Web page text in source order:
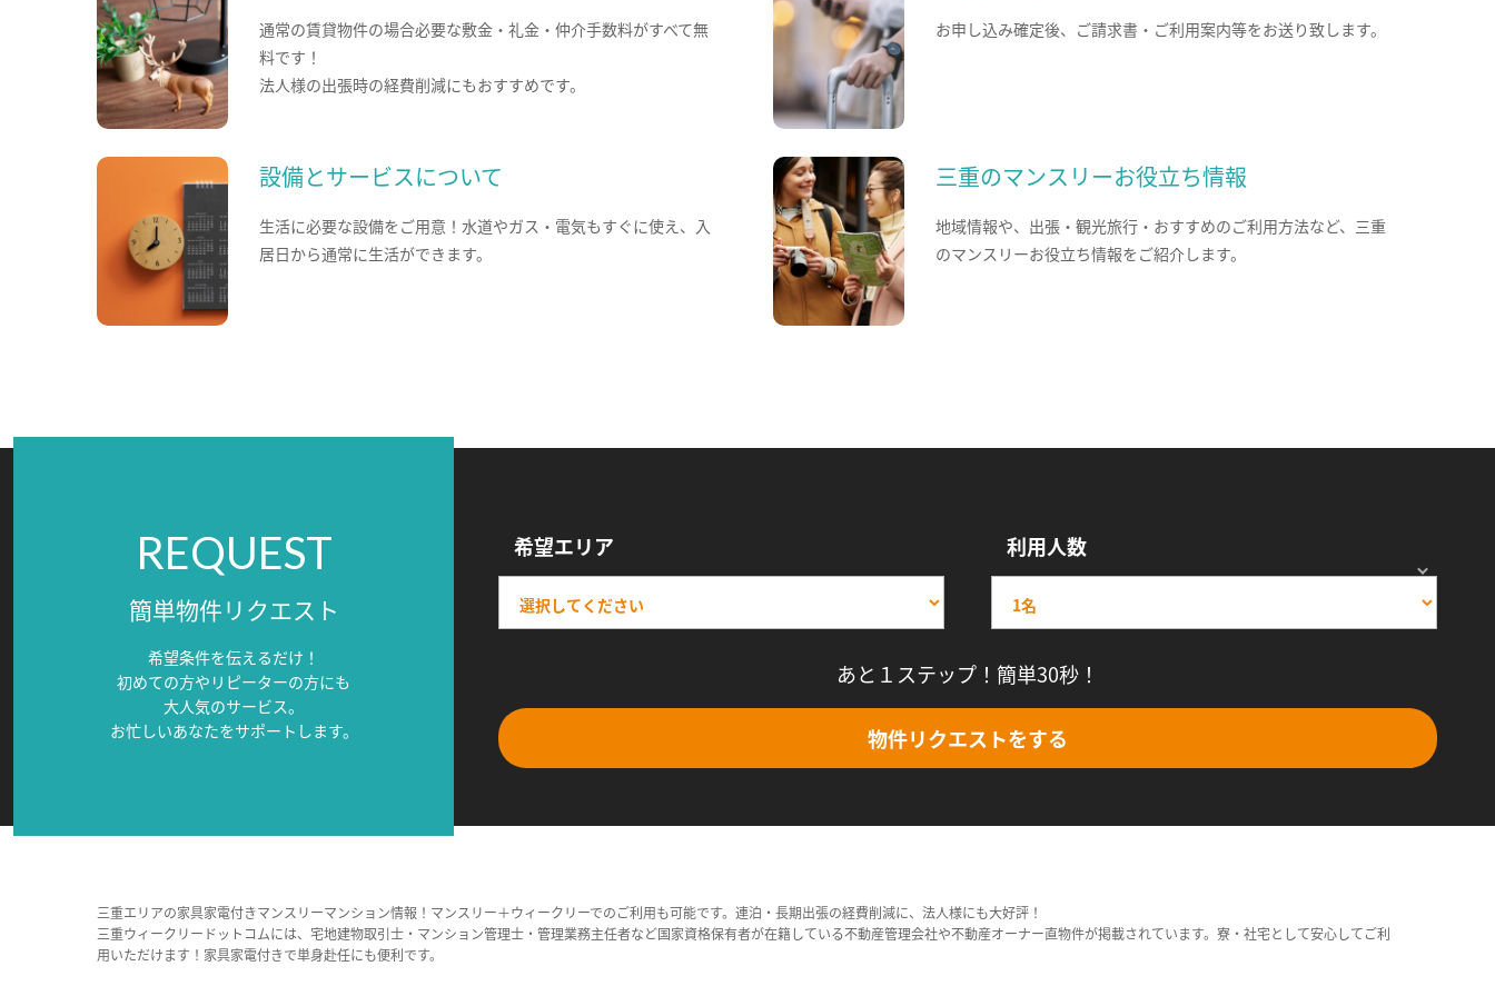
通常の賃貸物件の場合必要な敷金・礼金・仲介手数料がすべて無
料です！
法人様の出張時の経費削減にもおすすめです。
お申し込み確定後、ご請求書・ご利用案内等をお送り致します。
設備とサービスについて
生活に必要な設備をご用意！水道やガス・電気もすぐに使え、入
居日から通常に生活ができます。
三重のマンスリーお役立ち情報
地域情報や、出張・観光旅行・おすすめのご利用方法など、三重
のマンスリーお役立ち情報をご紹介します。
REQUEST
簡単物件リクエスト
希望条件を伝えるだけ！
初めての方やリピーターの方にも
大人気のサービス。
お忙しいあなたをサポートします。
希望エリア 利用人数
あと１ステップ！簡単30秒！
物件リクエストをする
三重エリアの家具家電付きマンスリーマンション情報！マンスリー＋ウィークリーでのご利用も可能です。連泊・長期出張の経費削減に、法人様にも大好評！
三重ウィークリードットコムには、宅地建物取引士・マンション管理士・管理業務主任者など国家資格保有者が在籍している不動産管理会社や不動産オーナー直物件が掲載されています。寮・社宅として安心してご利
用いただけます！家具家電付きで単身赴任にも便利です。